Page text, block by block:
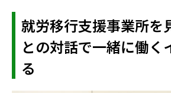
就労移行支援事業所を
との対話で一緒に働く
る